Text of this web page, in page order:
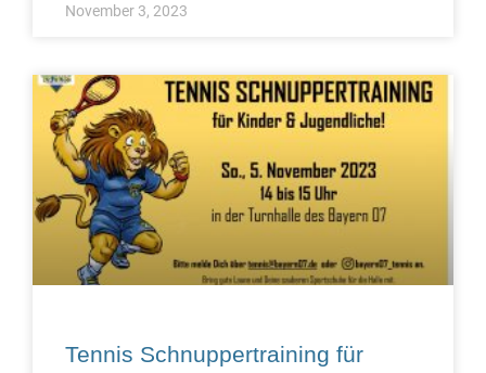
November 3, 2023
Tennis Schnuppertraining für